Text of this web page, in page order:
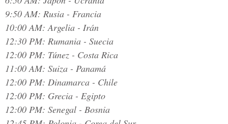
9:50 AM: Rusia - Francia
10:00 AM: Argelia - Irán
12:30 PM: Rumania - Suecia
12:00 PM: Túnez - Costa Rica
11:00 AM: Suiza - Panamá
12:00 PM: Dinamarca - Chile
12:00 PM: Grecia - Egipto
12:00 PM: Senegal - Bosnia